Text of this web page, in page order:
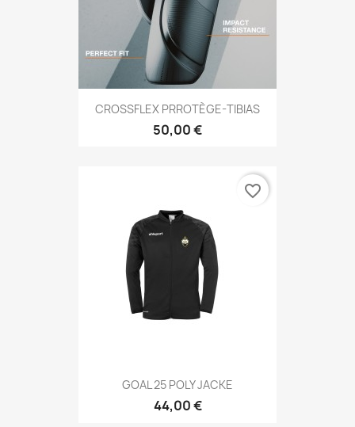
CROSSFLEX PRROTÈGE-TIBIAS
50,00 €
GOAL 25 POLY JACKE
44,00 €
favorite_border